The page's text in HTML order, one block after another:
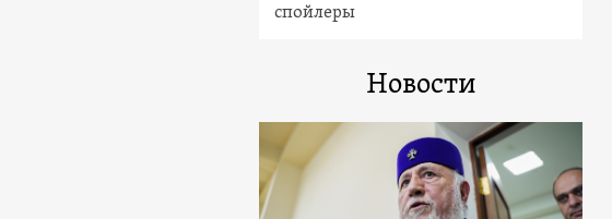
спойлеры
Новости